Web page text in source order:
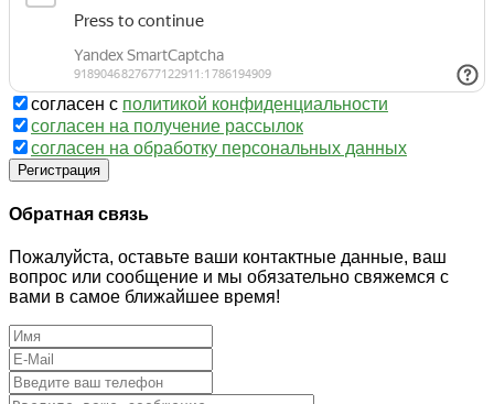
согласен с политикой конфиденциальности
согласен на получение рассылок
согласен на обработку персональных данных
Регистрация
Обратная связь
Пожалуйста, оставьте ваши контактные данные, ваш
вопрос или сообщение и мы обязательно свяжемся с
вами в самое ближайшее время!